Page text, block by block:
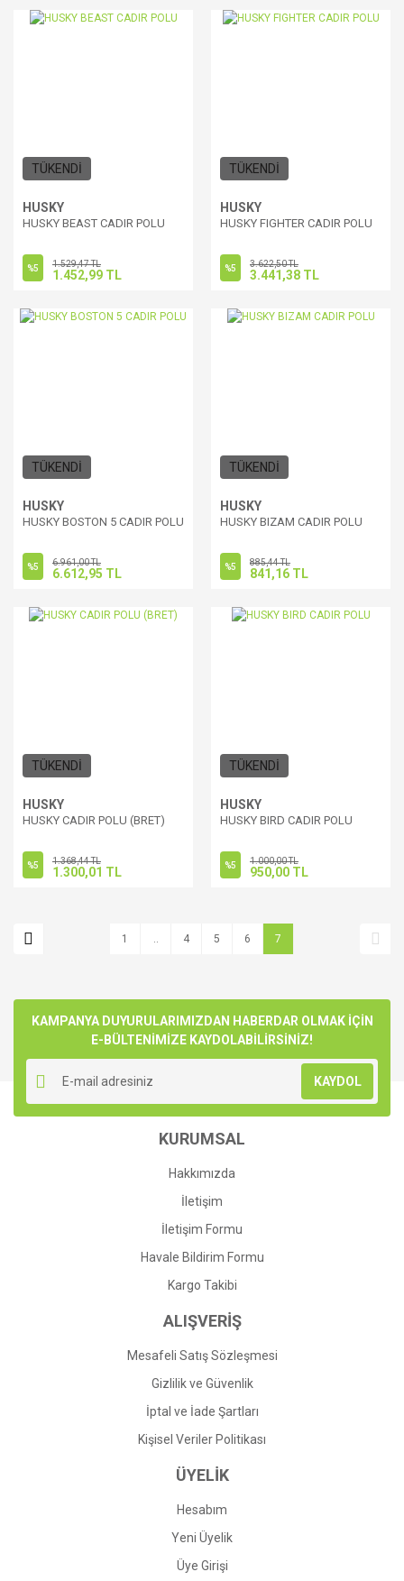
TÜKENDİ
HUSKY
HUSKY BEAST CADIR POLU
%5 1.529,47 TL
1.452,99 TL
TÜKENDİ
HUSKY
HUSKY FIGHTER CADIR POLU
%5 3.622,50 TL
3.441,38 TL
TÜKENDİ
HUSKY
HUSKY BOSTON 5 CADIR POLU
%5 6.961,00 TL
6.612,95 TL
TÜKENDİ
HUSKY
HUSKY BIZAM CADIR POLU
%5 885,44 TL
841,16 TL
TÜKENDİ
HUSKY
HUSKY CADIR POLU (BRET)
%5 1.368,44 TL
1.300,01 TL
TÜKENDİ
HUSKY
HUSKY BIRD CADIR POLU
%5 1.000,00 TL
950,00 TL
1 .. 4 5 6 7
KAMPANYA DUYURULARIMIZDAN HABERDAR OLMAK İÇİN
E-BÜLTENİMİZE KAYDOLABİLİRSİNİZ!
KAYDOL
KURUMSAL
Hakkımızda
İletişim
İletişim Formu
Havale Bildirim Formu
Kargo Takibi
ALIŞVERİŞ
Mesafeli Satış Sözleşmesi
Gizlilik ve Güvenlik
İptal ve İade Şartları
Kişisel Veriler Politikası
ÜYELİK
Hesabım
Yeni Üyelik
Üye Girişi